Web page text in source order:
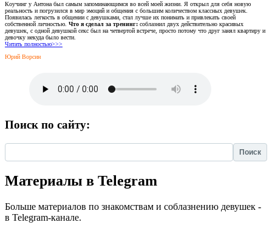
Коучинг у Антона был самым запоминающимся во всей моей жизни. Я открыл для себя новую
реальность и погрузился в мир эмоций и общения с большим количеством классных девушек.
Появилась легкость в общении с девушками, стал лучше их понимать и привлекать своей
собственной личностью. Что я сделал за тренинг: соблазнил двух действительно красивых
девушек, с одной девушкой секс был на четвертой встрече, просто потому что друг занял квартиру и
девочку некуда было вести.
Читать полностью>>>
Юрий Ворсин
Поиск по сайту:
Материалы в Telegram
Больше материалов по знакомствам и соблазнению девушек -
в Telegram-канале.